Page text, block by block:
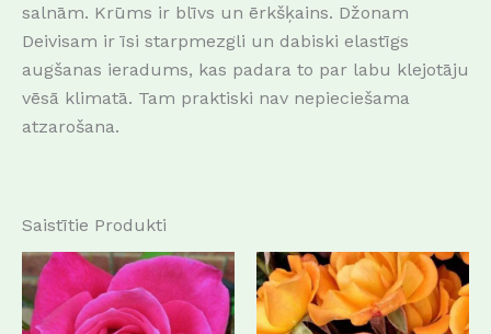
salnām. Krūms ir blīvs un ērkšķains. Džonam
Deivisam ir īsi starpmezgli un dabiski elastīgs
augšanas ieradums, kas padara to par labu klejotāju
vēsā klimatā. Tam praktiski nav nepieciešama
atzarošana.
Saistītie Produkti
This
product
has
This
has